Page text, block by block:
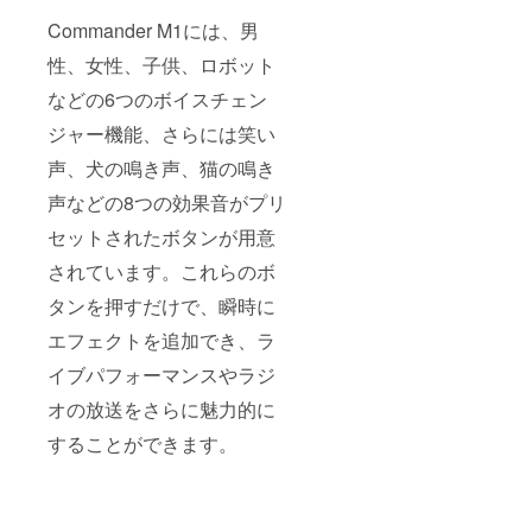
Commander M1には、男
性、女性、子供、ロボット
などの6つのボイスチェン
ジャー機能、さらには笑い
声、犬の鳴き声、猫の鳴き
声などの8つの効果音がプリ
セットされたボタンが用意
されています。これらのボ
タンを押すだけで、瞬時に
エフェクトを追加でき、ラ
イブパフォーマンスやラジ
オの放送をさらに魅力的に
することができます。